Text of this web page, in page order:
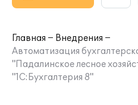
Главная
Внедрения
Автоматизация
"Падалинское лесное
"1С:Бухгалтерия 8"